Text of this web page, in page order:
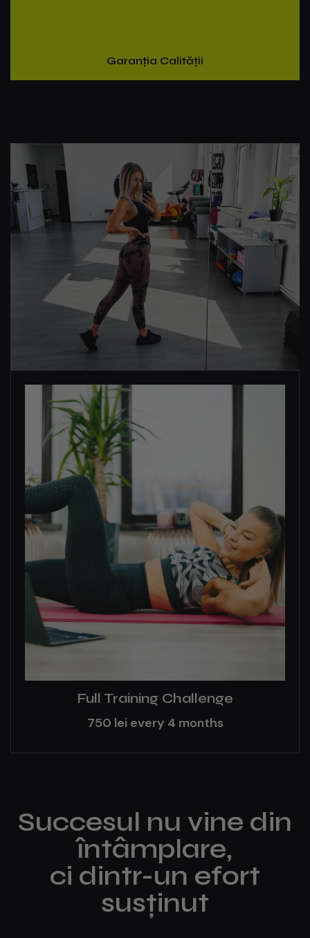
Booty Builder Challenge
1.500leievery 4 months
Garanția Calității
Succesul nu vine din
întâmplare,
ci dintr-un efort
susținut